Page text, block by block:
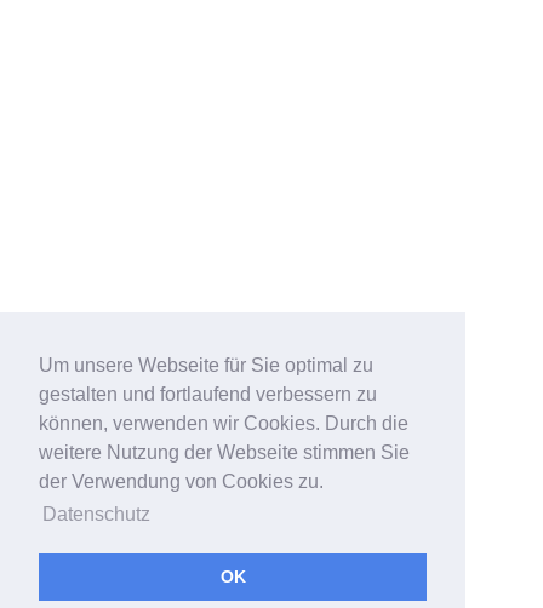
Um unsere Webseite für Sie optimal zu
gestalten und fortlaufend verbessern zu
können, verwenden wir Cookies. Durch die
weitere Nutzung der Webseite stimmen Sie
der Verwendung von Cookies zu.
Datenschutz
OK